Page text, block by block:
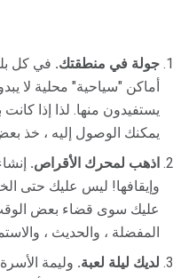
جولة في منطقتك. في كل
أماكن "سياحية" محلية لا
يستفيدون منها. لذا إذا
يمكنك الوصول إليه ، خذ
اذهب لمحرك الأقراص.
وإيقافها! ليس عليك حتى
عليك سوى قضاء بعض الوقت
المفضلة ، والحديث ،
لديك ليلة لعبة. وليمة